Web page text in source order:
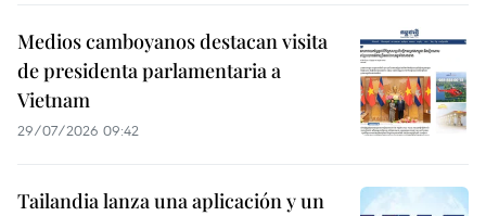
Medios camboyanos destacan visita
de presidenta parlamentaria a
Vietnam
29/07/2026 09:42
Tailandia lanza una aplicación y un